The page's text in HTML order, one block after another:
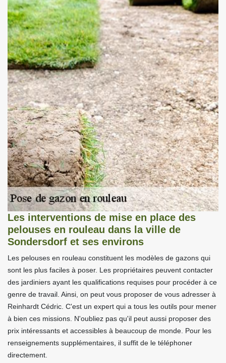
Les interventions de mise en place des
pelouses en rouleau dans la ville de
Sondersdorf et ses environs
Les pelouses en rouleau constituent les modèles de gazons qui
sont les plus faciles à poser. Les propriétaires peuvent contacter
des jardiniers ayant les qualifications requises pour procéder à ce
genre de travail. Ainsi, on peut vous proposer de vous adresser à
Reinhardt Cédric. C'est un expert qui a tous les outils pour mener
à bien ces missions. N'oubliez pas qu'il peut aussi proposer des
prix intéressants et accessibles à beaucoup de monde. Pour les
renseignements supplémentaires, il suffit de le téléphoner
directement.